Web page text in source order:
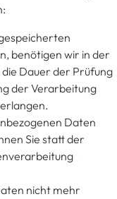
benötigen wir in der
die Dauer der Prüfung
der Verarbeitung
Daten
Sie statt der
nicht mehr